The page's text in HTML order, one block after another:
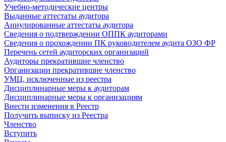
Учебно-методические центры
Выданные аттестаты аудитора
Аннулированные аттестаты аудитора
Сведения о подтверждении ОППК аудиторами
Сведения о прохождении ПК руководителем аудита ОЗО ФР
Перечень сетей аудиторских организаций
Аудиторы прекратившие членство
Организации прекратившие членство
УМЦ, исключенные из реестра
Дисциплинарные меры к аудиторам
Дисциплинарные меры к организациям
Внести изменения в Реестр
Получить выписку из Реестра
Членство
Вступить